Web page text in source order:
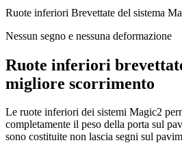
Ruote inferiori Brevettate del sistema
Nessun segno e nessuna deformazione
Ruote inferiori
migliore scorrimento
Le ruote inferiori dei sistemi Magic2
completamente il peso della porta sul
sono costituite non lascia segni sul